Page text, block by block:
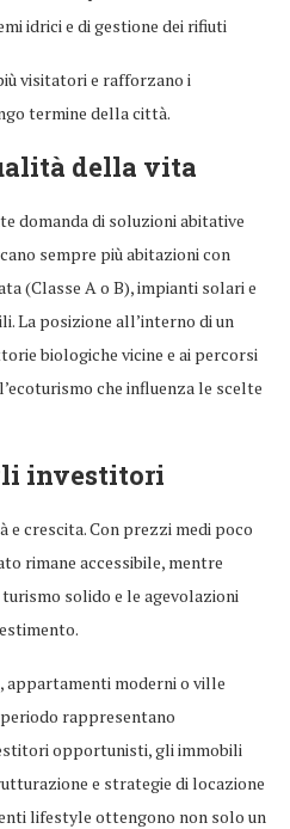
idrici e di gestione dei rifiuti
visitatori e rafforzano i
termine della città.
della vita
domanda di soluzioni abitative
sempre più abitazioni con
(Classe A o B), impianti solari e
La posizione all’interno di un
biologiche vicine e ai percorsi
che influenza le scelte
investitori
e crescita. Con prezzi medi poco
rimane accessibile, mentre
solido e le agevolazioni
appartamenti moderni o ville
rappresentano
opportunisti, gli immobili
e strategie di locazione
lifestyle ottengono non solo un